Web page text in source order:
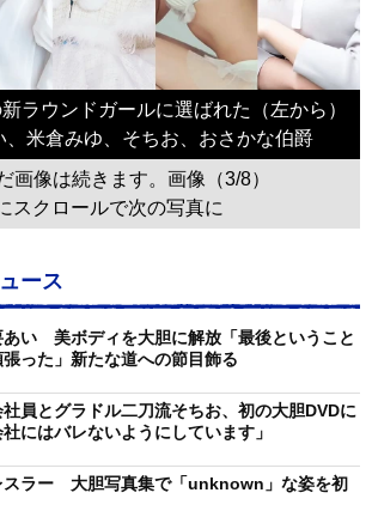
ラウンドガールに選ばれた（左から）
、米倉みゆ、そちお、おさかな伯爵
画像は続きます。画像（3/8）
スクロールで次の写真に
ース
あい 美ボディを大胆に解放「最後ということ
張った」新たな道への節目飾る
社員とグラドル二刀流そちお、初の大胆DVDに
にはバレないようにしています」
スラー 大胆写真集で「unknown」な姿を初